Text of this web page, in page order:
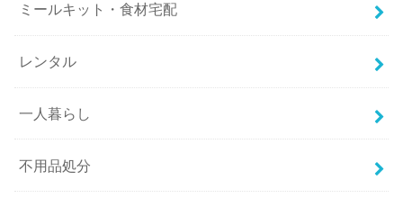
ミールキット・食材宅配
レンタル
一人暮らし
不用品処分